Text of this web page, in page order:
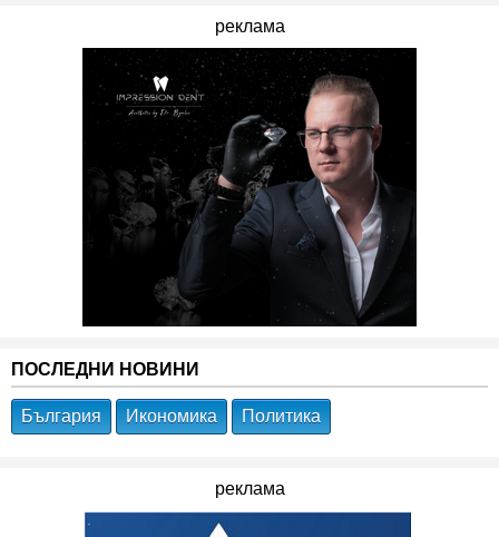
реклама
ПОСЛЕДНИ НОВИНИ
България Икономика Политика
реклама